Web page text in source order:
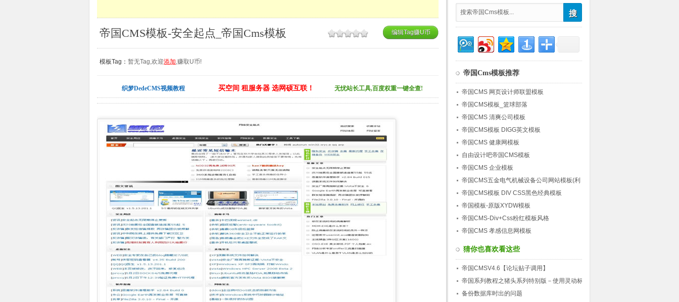
帝国CMS模板-安全起点_帝国Cms模板 编辑Tag赚U币
模板Tag： 暂无Tag,欢迎添加,赚取U币!
织梦DedeCMS视频教程 买空间 租服务器 选网硕互联！ 无忧站长工具,百度权重一键全查!
帝国Cms模板推荐
帝国CMS 网页设计师联盟模板
帝国CMS模板_篮球部落
帝国CMS 清爽公司模板
帝国CMS模板 DIGG英文模板
帝国CMS 健康网模板
自由设计吧帝国CMS模板
帝国CMS 企业模板
帝国CMS五金电气机械设备公司网站模板(利
于优化)
帝国CMS模板 DIV CSS黑色经典模板
帝国模板-原版XYDW模板
帝国CMS-Div+Css粉红模板风格
帝国CMS 孝感信息网模板
猜你也喜欢看这些
帝国CMSV4.6【论坛贴子调用】
帝国系列教程之猪头系列特别版－使用灵动标
签建立导航
备份数据库时出的问题